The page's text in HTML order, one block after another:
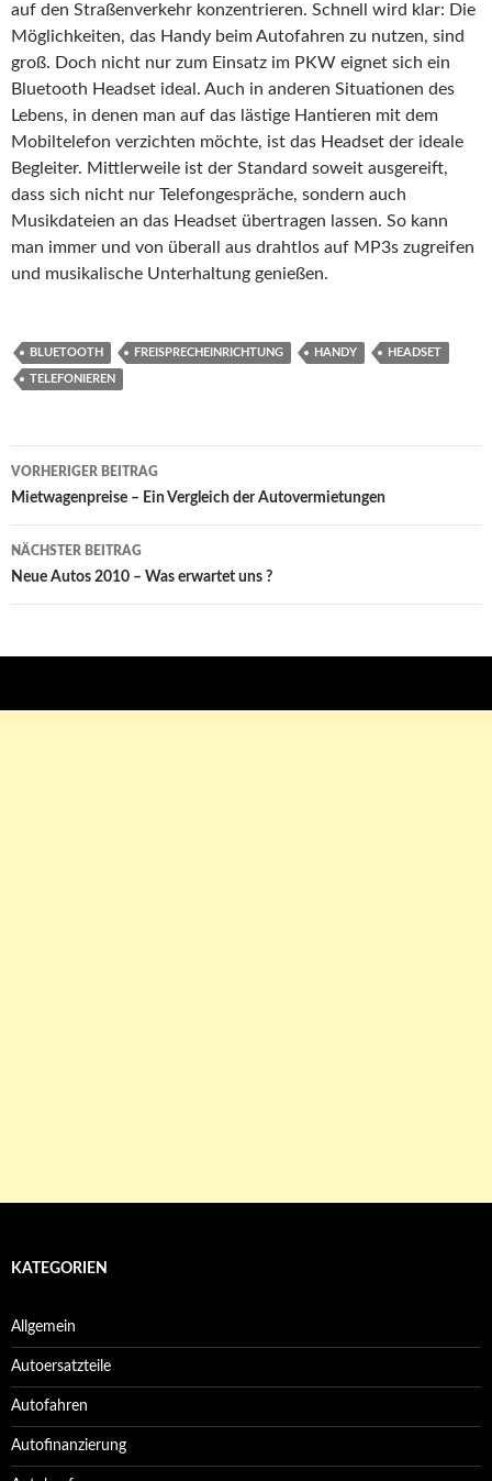
auf den Straßenverkehr konzentrieren. Schnell wird klar: Die
Möglichkeiten, das Handy beim Autofahren zu nutzen, sind
groß. Doch nicht nur zum Einsatz im PKW eignet sich ein
Bluetooth Headset ideal. Auch in anderen Situationen des
Lebens, in denen man auf das lästige Hantieren mit dem
Mobiltelefon verzichten möchte, ist das Headset der ideale
Begleiter. Mittlerweile ist der Standard soweit ausgereift,
dass sich nicht nur Telefongespräche, sondern auch
Musikdateien an das Headset übertragen lassen. So kann
man immer und von überall aus drahtlos auf MP3s zugreifen
und musikalische Unterhaltung genießen.
BLUETOOTH FREISPRECHEINRICHTUNG HANDY HEADSET
TELEFONIEREN
Beitrags-
Navigation
VORHERIGER BEITRAG
Mietwagenpreise – Ein Vergleich der Autovermietungen
NÄCHSTER BEITRAG
Neue Autos 2010 – Was erwartet uns ?
KATEGORIEN
Allgemein
Autoersatzteile
Autofahren
Autofinanzierung